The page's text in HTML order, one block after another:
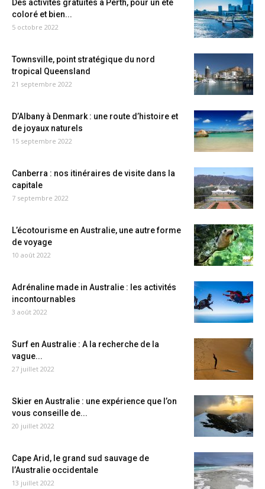
Des activités gratuites à Perth, pour un été
coloré et bien...
5 octobre 2022
Townsville, point stratégique du nord
tropical Queensland
21 septembre 2022
D’Albany à Denmark : une route d’histoire et
de joyaux naturels
15 septembre 2022
Canberra : nos itinéraires de visite dans la
capitale
7 septembre 2022
L’écotourisme en Australie, une autre forme
de voyage
10 août 2022
Adrénaline made in Australie : les activités
incontournables
3 août 2022
Surf en Australie : A la recherche de la
vague...
27 juillet 2022
Skier en Australie : une expérience que l’on
vous conseille de...
20 juillet 2022
Cape Arid, le grand sud sauvage de
l’Australie occidentale
13 juillet 2022